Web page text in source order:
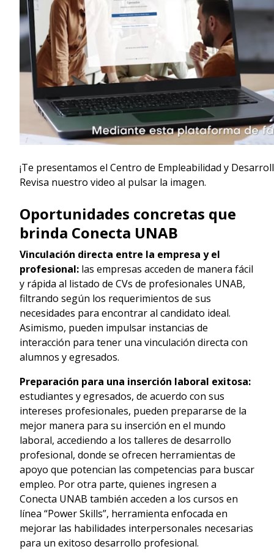
¡Te presentamos el Centro de Empleabilidad y
Revisa nuestro video al pulsar la imagen.
Oportunidades concretas que
brinda Conecta UNAB
Vinculación directa entre la empresa y el
profesional: las empresas acceden de manera fácil
y rápida al listado de CVs de profesionales UNAB,
filtrando según los requerimientos de sus
necesidades para encontrar al candidato ideal.
Asimismo, pueden impulsar instancias de
interacción para tener una vinculación directa con
alumnos y egresados.
Preparación para una inserción laboral exitosa:
estudiantes y egresados, de acuerdo con sus
intereses profesionales, pueden prepararse de la
mejor manera para su inserción en el mundo
laboral, accediendo a los talleres de desarrollo
profesional, donde se ofrecen herramientas de
apoyo que potencian las competencias para buscar
empleo. Por otra parte, quienes ingresen a
Conecta UNAB también acceden a los cursos en
línea “Power Skills”, herramienta enfocada en
mejorar las habilidades interpersonales necesarias
para un exitoso desarrollo profesional.